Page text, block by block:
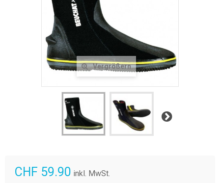
Vergrößern
Weiter
CHF 59.90 inkl. MwSt.